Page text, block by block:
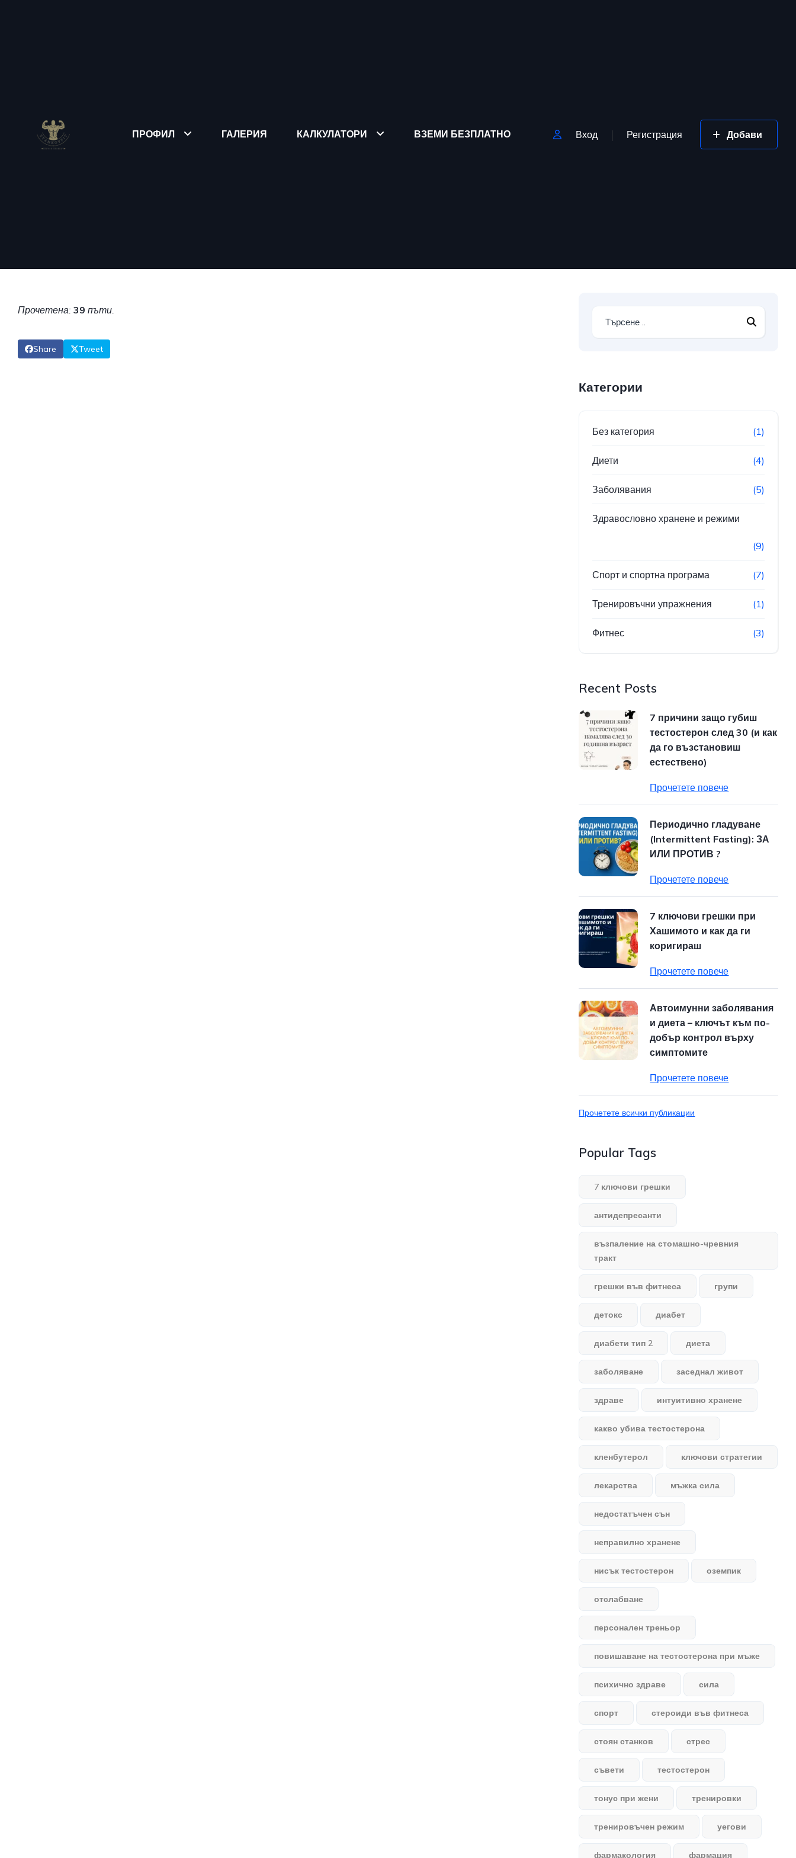
ПРОФИЛ ГАЛЕРИЯ КАЛКУЛАТОРИ ВЗЕМИ БЕЗПЛАТНО Вход Регистрация Добави
Прочетена: 39 пъти.
Share Tweet
Категории
Без категория (1)
Диети (4)
Заболявания (5)
Здравословно хранене и режими
(9)
Спорт и спортна програма (7)
Тренировъчни упражнения (1)
Фитнес (3)
Recent Posts
7 причини защо губиш
тестостерон след 30 (и как
да го възстановиш
естествено)
Прочетете повече
Периодично гладуване
(Intermittent Fasting): ЗА
ИЛИ ПРОТИВ ?
Прочетете повече
7 ключови грешки при
Хашимото и как да ги
коригираш
Прочетете повече
Автоимунни заболявания
и диета – ключът към по-
добър контрол върху
симптомите
Прочетете повече
Прочетете всички публикации
Popular Tags
7 ключови грешки
антидепресанти
възпаление на стомашно-чревния
тракт
грешки във фитнеса групи
детокс диабет
диабети тип 2 диета
заболяване заседнал живот
здраве интуитивно хранене
какво убива тестостерона
кленбутерол ключови стратегии
лекарства мъжка сила
недостатъчен сън
неправилно хранене
нисък тестостерон оземпик
отслабване
персонален треньор
повишаване на тестостерона при мъже
психично здраве сила
спорт стероиди във фитнеса
стоян станков стрес
съвети тестостерон
тонус при жени тренировки
тренировъчен режим уегови
фармакология фармация